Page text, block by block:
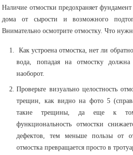
Наличие отмостки предохраняет
дома от сырости и возможного
Внимательно осмотрите отмостку. Что
Как устроена отмостка, нет ли
вода, попадая на отмостку
наоборот.
Проверьте визуально целостность
трещин, как видно на фото 5
такие трещины, да еще к
функциональность отмостки
дефектов, тем меньше пользы от
отмостка превращается просто в